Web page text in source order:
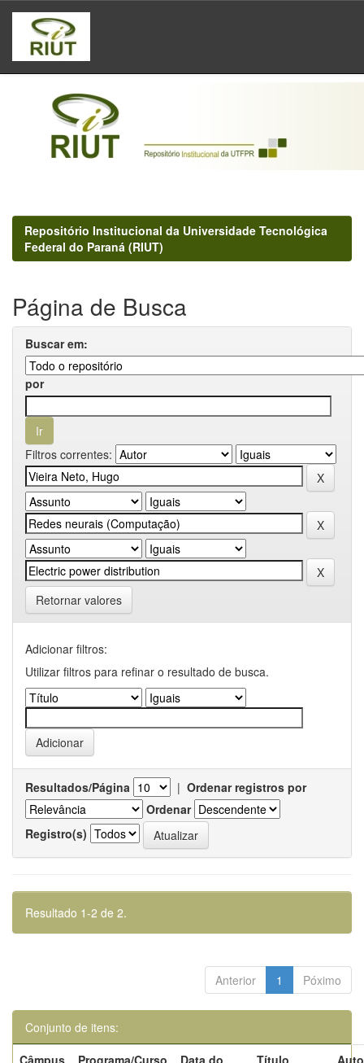
Skip
navigation
Repositório Institucional da Universidade Tecnológica
Federal do Paraná (RIUT)
Página de Busca
Buscar em:
por
Filtros correntes:
Retornar valores
Adicionar filtros:
Utilizar filtros para refinar o resultado de busca.
Resultados/Página | Ordenar registros por
Ordenar
Registro(s)
Resultado 1-2 de 2.
Anterior 1 Póximo
Conjunto de itens:
Câmpus
Programa/Curso
Data do
Título